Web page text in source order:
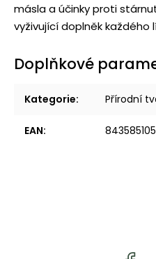
másla a účinky proti
vyživující doplněk každého
Doplňkové
Kategorie: Přírodní
EAN: